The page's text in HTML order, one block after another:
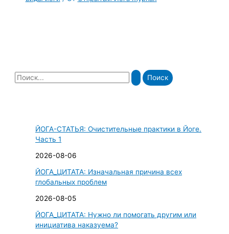
П
ЙОГА-СТАТЬЯ: Очистительные практики в Йоге.
Часть 1
2026-08-06
ЙОГА_ЦИТАТА: Изначальная причина всех
глобальных проблем
2026-08-05
ЙОГА_ЦИТАТА: Нужно ли помогать другим или
инициатива наказуема?